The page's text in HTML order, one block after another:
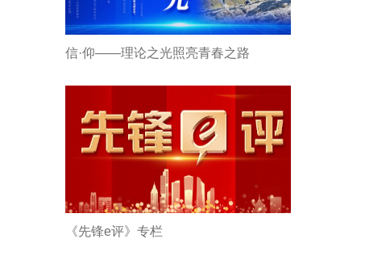
信·仰——理论之光照亮青春之路
《先锋e评》专栏